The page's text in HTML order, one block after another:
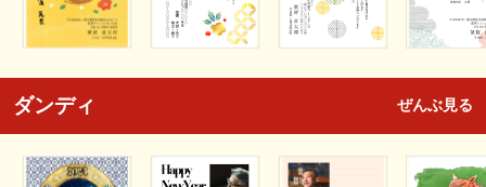
ダンディ ぜんぶ見る